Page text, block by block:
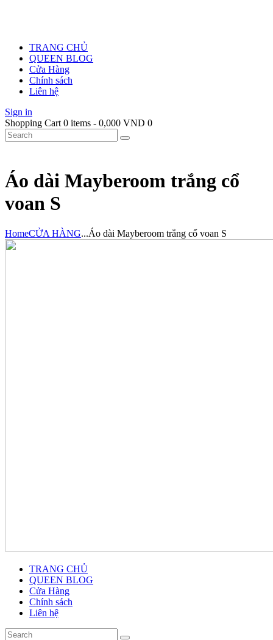
TRANG CHỦ
QUEEN BLOG
Cửa Hàng
Chính sách
Liên hệ
Sign in
Shopping Cart 0 items - 0,000 VND 0
Áo dài Mayberoom trắng cổ
voan S
HomeCỬA HÀNG...Áo dài Mayberoom trắng cổ voan S
TRANG CHỦ
QUEEN BLOG
Cửa Hàng
Chính sách
Liên hệ